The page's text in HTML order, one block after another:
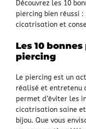
Découvrez les 10
piercing bien réussi :
cicatrisation et
Les 10
piercing
Le piercing est un
réalisé et entretenu
permet d’éviter les
cicatrisation saine
bijou. Que vous